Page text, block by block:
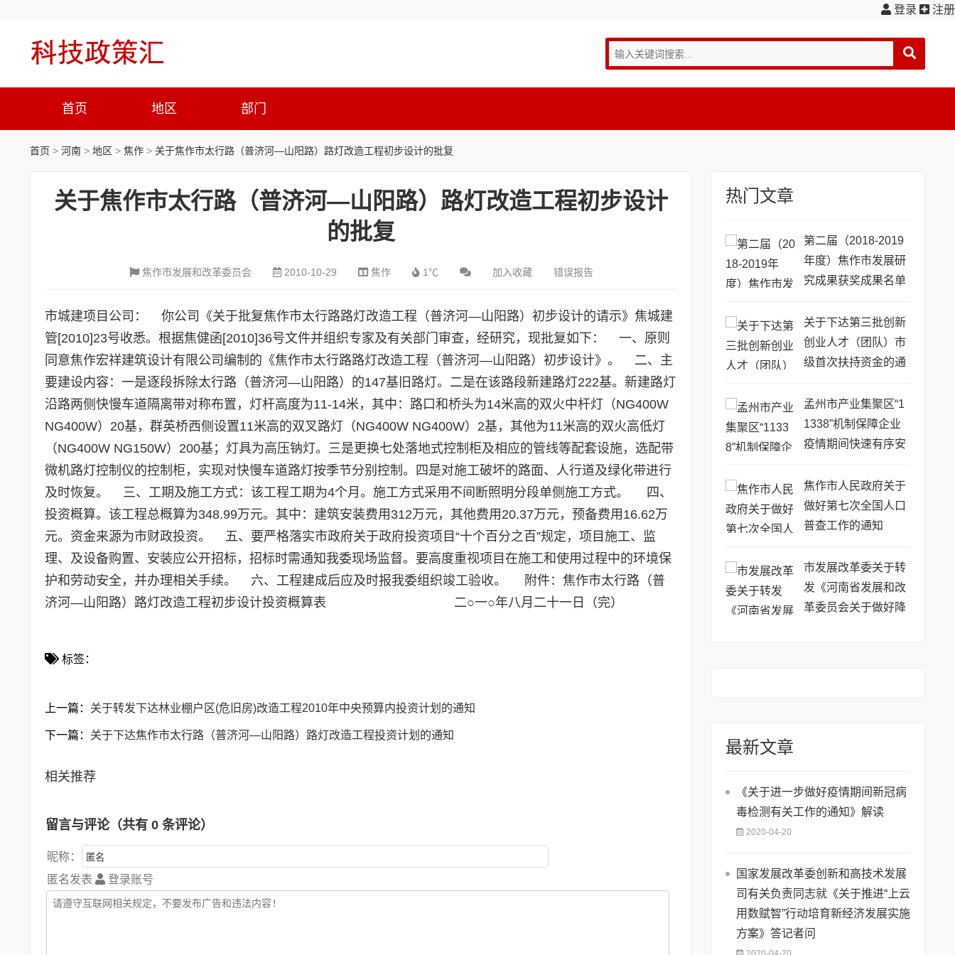
登录 注册
首页 地区 部门
首页 > 河南 > 地区 > 焦作 > 关于焦作市太行路（普济河—山阳路）路灯改造工程初步设计的批复
关于焦作市太行路（普济河—山阳路）路灯改造工程初步设计
的批复
焦作市发展和改革委员会 2010-10-29 焦作 1℃ 加入收藏 错误报告
市城建项目公司： 你公司《关于批复焦作市太行路路灯改造工程（普济河—山阳路）初步设计的请示》焦城建
管[2010]23号收悉。根据焦健函[2010]36号文件并组织专家及有关部门审查，经研究，现批复如下： 一、原则
同意焦作宏祥建筑设计有限公司编制的《焦作市太行路路灯改造工程（普济河—山阳路）初步设计》。 二、主
要建设内容：一是逐段拆除太行路（普济河—山阳路）的147基旧路灯。二是在该路段新建路灯222基。新建路灯
沿路两侧快慢车道隔离带对称布置，灯杆高度为11-14米，其中：路口和桥头为14米高的双火中杆灯（NG400W
NG400W）20基，群英桥西侧设置11米高的双叉路灯（NG400W NG400W）2基，其他为11米高的双火高低灯
（NG400W NG150W）200基；灯具为高压钠灯。三是更换七处落地式控制柜及相应的管线等配套设施，选配带
微机路灯控制仪的控制柜，实现对快慢车道路灯按季节分别控制。四是对施工破坏的路面、人行道及绿化带进行
及时恢复。 三、工期及施工方式：该工程工期为4个月。施工方式采用不间断照明分段单侧施工方式。 四、
投资概算。该工程总概算为348.99万元。其中：建筑安装费用312万元，其他费用20.37万元，预备费用16.62万
元。资金来源为市财政投资。 五、要严格落实市政府关于政府投资项目“十个百分之百”规定，项目施工、监
理、及设备购置、安装应公开招标，招标时需通知我委现场监督。要高度重视项目在施工和使用过程中的环境保
护和劳动安全，并办理相关手续。 六、工程建成后应及时报我委组织竣工验收。 附件：焦作市太行路（普
济河—山阳路）路灯改造工程初步设计投资概算表 二○一○年八月二十一日（完）
标签：
上一篇： 关于转发下达林业棚户区(危旧房)改造工程2010年中央预算内投资计划的通知
下一篇： 关于下达焦作市太行路（普济河—山阳路）路灯改造工程投资计划的通知
相关推荐
留言与评论（共有 0 条评论）
昵称：
匿名发表
登录账号
热门文章
第二届（2018-2019
年度）焦作市发展研
究成果获奖成果名单
关于下达第三批创新
创业人才（团队）市
级首次扶持资金的通
孟州市产业集聚区“1
1338”机制保障企业
疫情期间快速有序安
焦作市人民政府关于
做好第七次全国人口
普查工作的通知
市发展改革委关于转
发《河南省发展和改
革委员会关于做好降
最新文章
《关于进一步做好疫情期间新冠病
毒检测有关工作的通知》解读
2020-04-20
国家发展改革委创新和高技术发展
司有关负责同志就《关于推进“上云
用数赋智”行动培育新经济发展实施
方案》答记者问